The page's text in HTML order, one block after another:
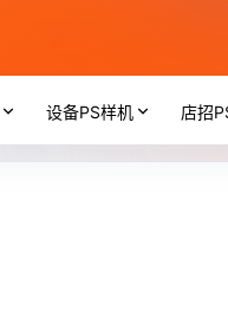
设备PS样机 店招